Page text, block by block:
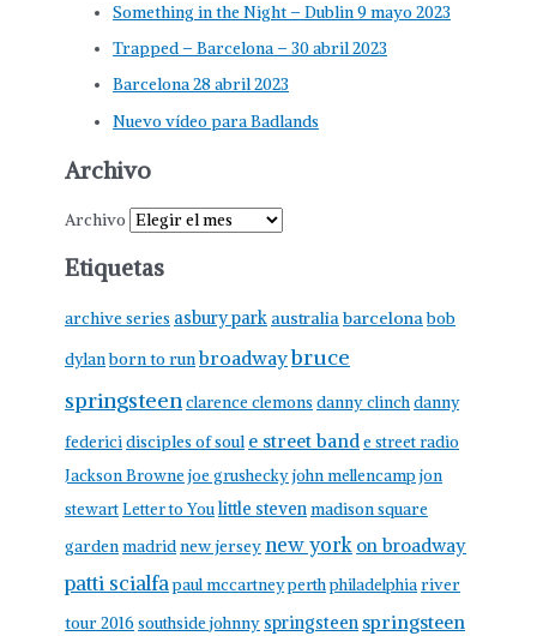
Something in the Night – Dublin 9 mayo 2023
Trapped – Barcelona – 30 abril 2023
Barcelona 28 abril 2023
Nuevo vídeo para Badlands
Archivo
Archivo
Etiquetas
archive series asbury park australiabarcelonabob
dylanborn to runbroadwaybruce
springsteenclarence clemons danny clinchdanny
federicidisciples of soul e street bande street radio
Jackson Browne joe grusheckyjohn mellencamp jon
stewartLetter to Youlittle stevenmadison square
gardenmadridnew jerseynew york on broadway
patti scialfapaul mccartneyperthphiladelphiariver
tour 2016southside johnny springsteen springsteen